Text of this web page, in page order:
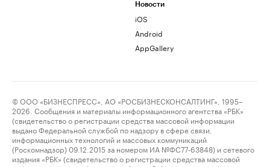
Новости
iOS
Android
AppGallery
© ООО «БИЗНЕСПРЕСС», АО «РОСБИЗНЕСКОНСАЛТИНГ», 1995–
2026. Сообщения и материалы информационного агентства «РБК»
(свидетельство о регистрации средства массовой информации
выдано Федеральной службой по надзору в сфере связи,
информационных технологий и массовых коммуникаций
(Роскомнадзор) 09.12.2015 за номером ИА №ФС77-63848) и сетевого
издания «РБК» (свидетельство о регистрации средства массовой